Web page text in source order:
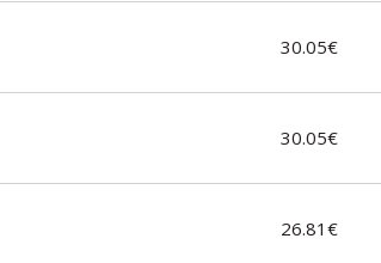
30.05€
30.05€
26.81€